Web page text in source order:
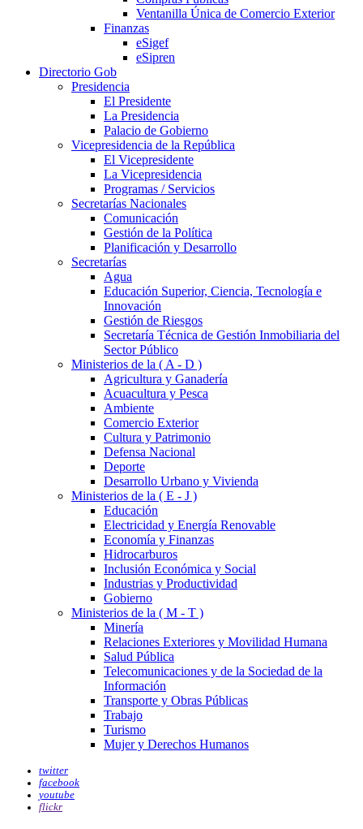
Ventanilla Única de Comercio Exterior
Finanzas
eSigef
eSipren
Directorio Gob
Presidencia
El Presidente
La Presidencia
Palacio de Gobierno
Vicepresidencia de la República
El Vicepresidente
La Vicepresidencia
Programas / Servicios
Secretarías Nacionales
Comunicación
Gestión de la Política
Planificación y Desarrollo
Secretarías
Agua
Educación Superior, Ciencia, Tecnología e
Innovación
Gestión de Riesgos
Secretaría Técnica de Gestión Inmobiliaria del
Sector Público
Ministerios de la ( A - D )
Agricultura y Ganadería
Acuacultura y Pesca
Ambiente
Comercio Exterior
Cultura y Patrimonio
Defensa Nacional
Deporte
Desarrollo Urbano y Vivienda
Ministerios de la ( E - J )
Educación
Electricidad y Energía Renovable
Economía y Finanzas
Hidrocarburos
Inclusión Económica y Social
Industrias y Productividad
Gobierno
Ministerios de la ( M - T )
Minería
Relaciones Exteriores y Movilidad Humana
Salud Pública
Telecomunicaciones y de la Sociedad de la
Información
Transporte y Obras Públicas
Trabajo
Turismo
Mujer y Derechos Humanos
twitter
facebook
youtube
flickr